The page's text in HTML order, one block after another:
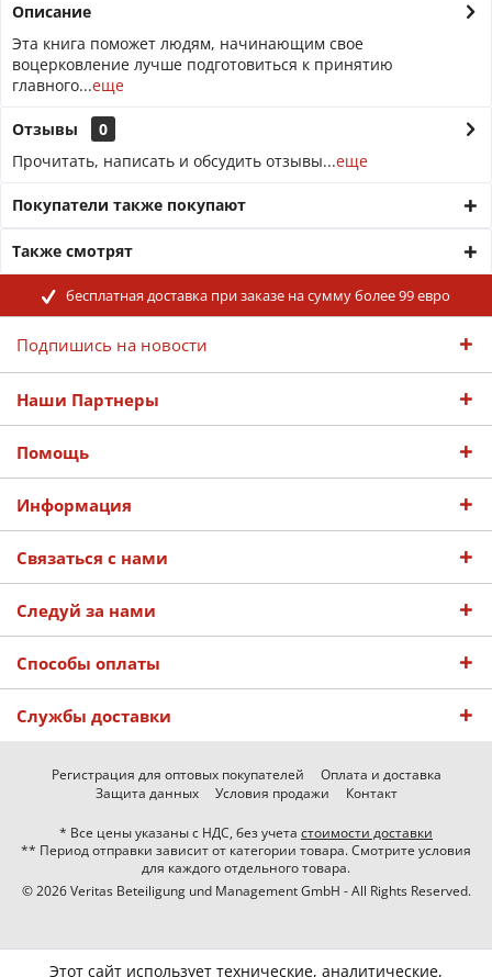
Описание
Эта книга поможет людям, начинающим свое
воцерковление лучше подготовиться к принятию
главного...еще
Отзывы
0
Прочитать, написать и обсудить отзывы...еще
Покупатели также покупают
Также смотрят
бесплатная доставка при заказе на сумму более 99 евро
Подпишись на новости
Наши Партнеры
Помощь
Информация
Связаться с нами
Следуй за нами
Способы оплаты
Службы доставки
Регистрация для оптовых покупателей
Оплата и доставка
Защита данных
Условия продажи Контакт
* Все цены указаны с НДС, без учета стоимости доставки
** Период отправки зависит от категории товара. Смотрите условия
для каждого отдельного товара.
© 2026 Veritas Beteiligung und Management GmbH - All Rights Reserved.
Этот сайт использует технические, аналитические,